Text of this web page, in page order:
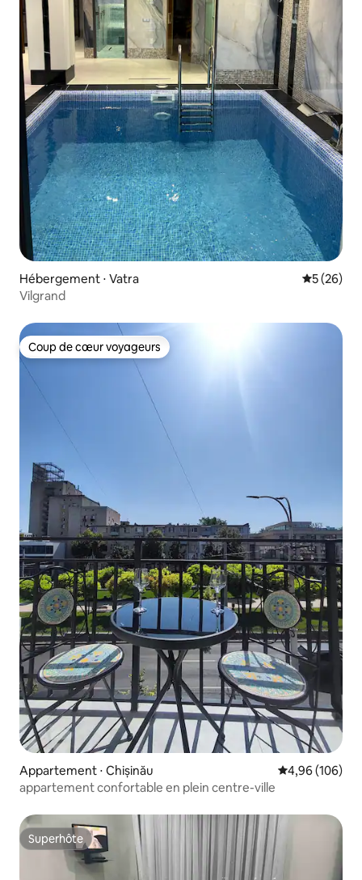
Hébergement ⋅ Vatra
5 (26)
Vilgrand
Coup de cœur voyageurs
Coup de cœur voyageurs
Appartement ⋅ Chișinău Évaluation
4,96 (106)
appartement confortable en plein centre-ville
Superhôte
Superhôte